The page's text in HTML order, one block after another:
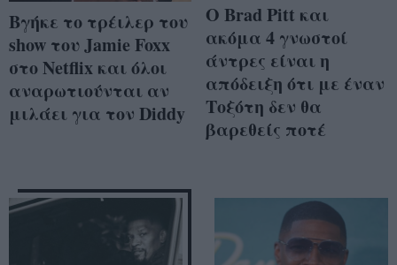
Bγήκε το τρέιλερ του
show του Jamie Foxx
στο Netflix και όλοι
αναρωτιούνται αν
μιλάει για τον Diddy
O Brad Pitt και
ακόμα 4 γνωστοί
άντρες είναι η
απόδειξη ότι με έναν
Τοξότη δεν θα
βαρεθείς ποτέ